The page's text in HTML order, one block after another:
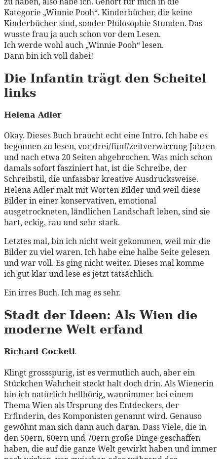
Kategorie „Winnie Pooh“. Kinderbücher, die keine
Kinderbücher sind, sonder Philosophie Stunden. Das
wusste frau ja auch schon vor dem Lesen.
Ich werde wohl auch „Winnie Pooh“ lesen.
Dann bin ich voll dabei!
Die Infantin trägt den Scheitel
links
Helena Adler
Okay. Dieses Buch braucht echt eine Intro. Ich habe es
begonnen zu lesen, vor drei/fünf/zeitverwirrung Jahren
und nach etwa 20 Seiten abgebrochen. Was mich schon
damals sofort fasziniert hat, ist die Schreibe, der
Schreibstil, die unfassbar kreative Ausdrucksweise.
Helena Adler malt mit Worten Bilder und weil diese
Bilder in einer konservativen, emotional
ausgetrockneten, ländlichen Landschaft leben, sind sie
hart, eckig, rau und sehr stark.
Letztes mal, bin ich nicht weit gekommen, weil mir die
Bilder zu viel waren. Ich habe eine halbe Seite gelesen
und war voll. Es ging nicht weiter. Dieses mal komme
ich gut klar und lese es jetzt tatsächlich.
Ein irres Buch. Ich mag es sehr.
Stadt der Ideen: Als Wien die
moderne Welt erfand
Richard Cockett
Klingt grossspurig, ist es vermutlich auch, aber ein
Stückchen Wahrheit steckt halt doch drin. Als Wienerin
bin ich natürlich hellhörig, wannimmer bei einem
Thema Wien als Ursprung des Entdeckers, der
Erfinderin, des Komponisten genannt wird. Genauso
gewöhnt man sich dann auch daran. Dass Viele, die in
den 50ern, 60ern und 70ern große Dinge geschaffen
haben, die auf die ganze Welt gewirkt haben und immer